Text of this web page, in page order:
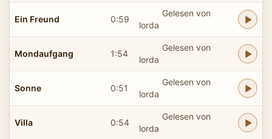
Ein Freund 0:59
Gelesen von
lorda
Mondaufgang 1:54
Gelesen von
lorda
Sonne 0:51
Gelesen von
lorda
Villa 0:54
Gelesen von
lorda